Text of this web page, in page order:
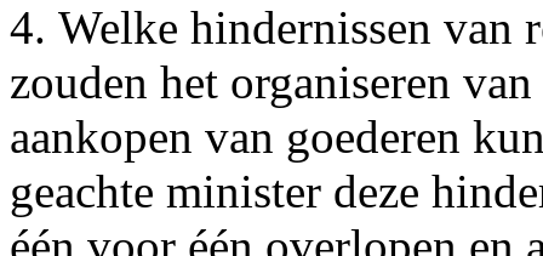
4. Welke hindernissen van
zouden het organiseren
aankopen van goederen
geachte minister deze